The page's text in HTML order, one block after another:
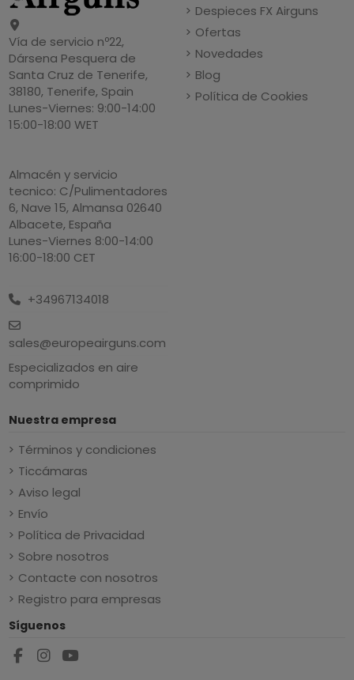
Vía de servicio nº22,
Dársena Pesquera de
Santa Cruz de Tenerife,
38180, Tenerife, Spain
Lunes-Viernes: 9:00-14:00
15:00-18:00 WET
Almacén y servicio
tecnico: C/Pulimentadores
6, Nave 15, Almansa 02640
Albacete, España
Lunes-Viernes 8:00-14:00
16:00-18:00 CET
+34967134018
sales@europeairguns.com
Especializados en aire
comprimido
Despieces FX Airguns
Ofertas
Novedades
Blog
Política de Cookies
Nuestra empresa
Términos y condiciones
Ticcámaras
Aviso legal
Envío
Política de Privacidad
Sobre nosotros
Contacte con nosotros
Registro para empresas
Síguenos